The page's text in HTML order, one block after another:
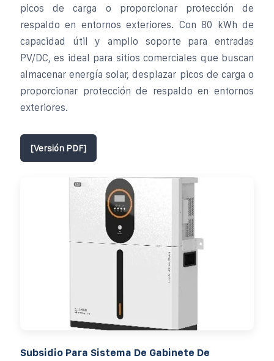
picos de carga o proporcionar protección de
respaldo en entornos exteriores. Con 80 kWh de
capacidad útil y amplio soporte para entradas
PV/DC, es ideal para sitios comerciales que buscan
almacenar energía solar, desplazar picos de carga o
proporcionar protección de respaldo en entornos
exteriores.
[Versión PDF]
Subsidio Para Sistema De Gabinete De